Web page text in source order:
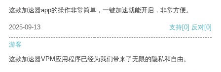
这款加速器app的操作非常简单，一键加速就能开启，非常方便。
2025-09-13 支持[0] 反对[0]
游客
这款加速器VPM应用程序已经为我们带来了无限的隐私和自由。